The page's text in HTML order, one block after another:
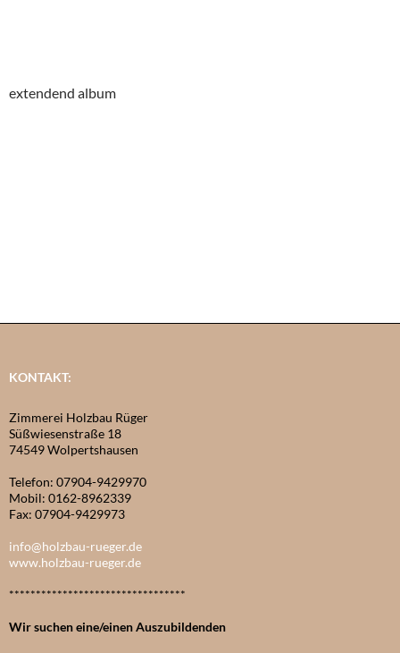
extendend album
KONTAKT:
Zimmerei Holzbau Rüger
Süßwiesenstraße 18
74549 Wolpertshausen
Telefon: 07904-9429970
Mobil: 0162-8962339
Fax: 07904-9429973
info@holzbau-rueger.de
www.holzbau-rueger.de
*********************************
Wir suchen eine/einen Auszubildenden